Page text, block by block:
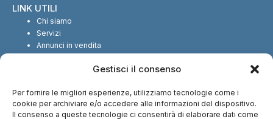
Gestisci il consenso
Per fornire le migliori esperienze, utilizziamo tecnologie come i
cookie per archiviare e/o accedere alle informazioni del dispositivo.
Il consenso a queste tecnologie ci consentirà di elaborare dati come
LINK UTILI
Chi siamo
Servizi
Annunci in vendita
SEGUICI SUI SOCIAL